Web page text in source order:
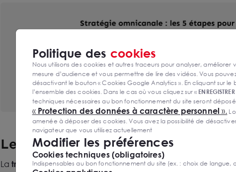
Les technologies clés du commerce
La transformation du retailrepose sur un socle technologique
Politique des cookies
Nous utilisons des cookies et autres traceurs pour analyser,
mesure d’audience et vous permettre de lire des vidéos. Vous
désactivant le bouton « Cookies Google Analytics ». En cliquant sur le
l’ensemble des cookies. Dans le cas où vous cliquez sur « ENREGISTRER
techniques nécessaires au bon fonctionnement du site seront
« Protection des données à caractère personnel ».
amenée à déposer des cookies. Vous avez la possibilité de
navigateur que vous utilisez actuellement
Modifier les préférences
Cookies techniques (obligatoires)
Indispensables au bon fonctionnement du site (ex. : choix de